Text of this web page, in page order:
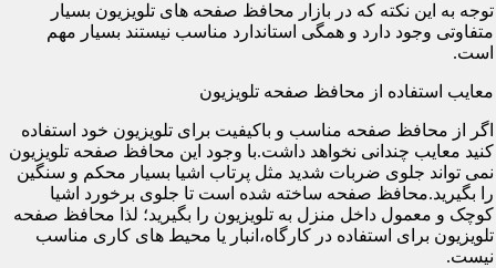
توجه به این نکته که در بازار محافظ صفحه های تلویزیون بسیار
متفاوتی وجود دارد و همگی استاندارد مناسب نیستند بسیار مهم
است.
معایب استفاده از محافظ صفحه تلویزیون
اگر از محافظ صفحه مناسب و باکیفیت برای تلویزیون خود استفاده
کنید معایب چندانی نخواهد داشت.با وجود این محافظ صفحه تلویزیون
نمی تواند جلوی ضربات شدید مثل پرتاب اشیا بسیار محکم و سنگین
را بگیرید.محافظ صفحه ساخته شده است تا جلوی برخورد اشیا
کوچک و معمول داخل منزل به تلویزیون را بگیرید؛ لذا محافظ صفحه
تلویزیون برای استفاده در کارگاه،انبار یا محیط های کاری مناسب
نیست.